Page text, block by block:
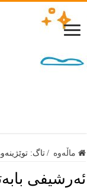
ماڵەوە / تاگ:
ئەرشيفى